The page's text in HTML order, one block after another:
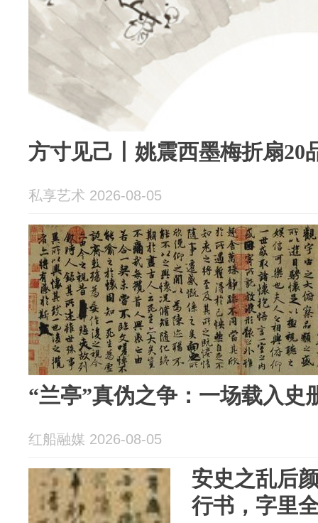
方寸见己丨姚震西墨梅折扇20
私享艺术 2026-08-05
“兰亭”真伪之争：一场载入史
红船融媒 2026-08-05
安史之乱后
行书，字里